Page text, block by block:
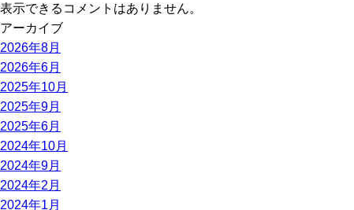
表示できるコメントはありません。
アーカイブ
2026年8月
2026年6月
2025年10月
2025年9月
2025年6月
2024年10月
2024年9月
2024年2月
2024年1月